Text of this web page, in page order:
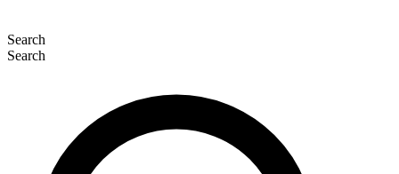
Search
Search